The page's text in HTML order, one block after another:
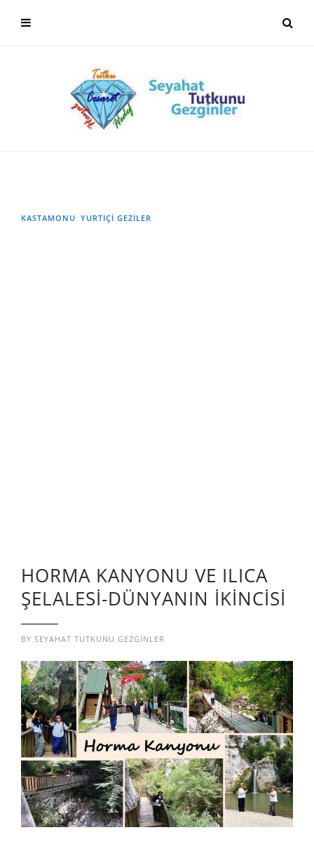
KASTAMONU YURTIÇI GEZILER
HORMA KANYONU VE ILICA
ŞELALESİ-DÜNYANIN İKİNCİSİ
BY SEYAHAT TUTKUNU GEZGINLER